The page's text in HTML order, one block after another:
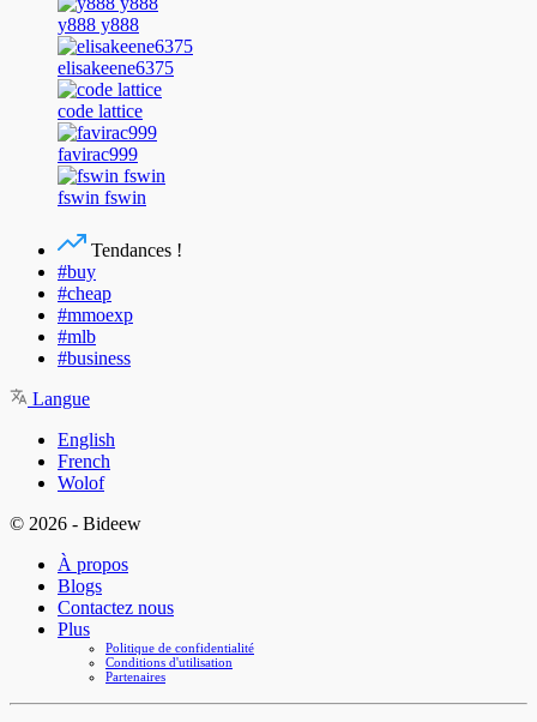
y888 y888
elisakeene6375
code lattice
favirac999
fswin fswin
Tendances !
#buy
#cheap
#mmoexp
#mlb
#business
Langue
English
French
Wolof
© 2026 - Bideew
À propos
Blogs
Contactez nous
Plus
Politique de confidentialité
Conditions d'utilisation
Partenaires